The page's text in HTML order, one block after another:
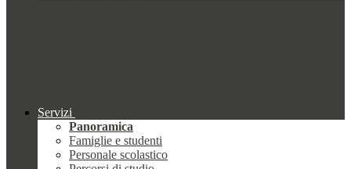
Servizi
Panoramica
Famiglie e studenti
Personale scolastico